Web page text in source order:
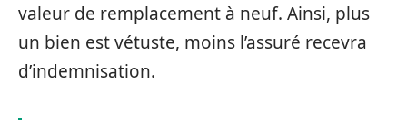
valeur de remplacement à neuf. Ainsi, plus
un bien est vétuste, moins l’assuré recevra
d’indemnisation.